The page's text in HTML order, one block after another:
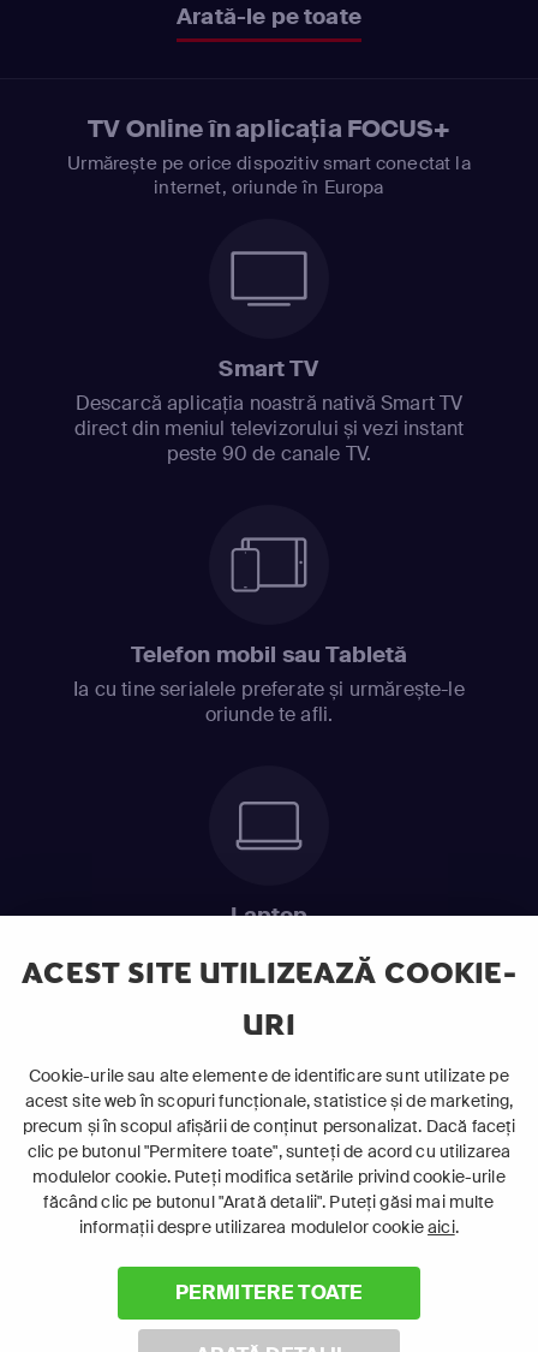
ACEST SITE UTILIZEAZĂ COOKIE-
URI
Cookie-urile sau alte elemente de identificare sunt utilizate pe
acest site web în scopuri funcționale, statistice și de marketing,
precum și în scopul afișării de conținut personalizat. Dacă faceți
clic pe butonul "Permitere toate", sunteți de acord cu utilizarea
modulelor cookie. Puteți modifica setările privind cookie-urile
făcând clic pe butonul "Arată detalii". Puteți găsi mai multe
informații despre utilizarea modulelor cookieaici.
PERMITERE TOATE
Arată-le pe toate
TV Online în aplicația FOCUS+
Urmărește pe orice dispozitiv smart conectat la
internet, oriunde în Europa
Smart TV
Descarcă aplicația noastră nativă Smart TV
direct din meniul televizorului și vezi instant
peste 90 de canale TV.
Telefon mobil sau Tabletă
Ia cu tine serialele preferate și urmărește-le
oriunde te afli.
Laptop
ABONEAZĂ-TE ACUM
Cerințe de sistem
2026 Canal+ Luxembourg S. à r.l. - Toate drepturile rezervate
Focus Sat este o marcă înregistrată aparținând Canal+